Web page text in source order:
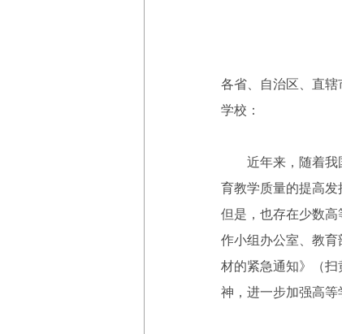
各省、自治区、直
学校：
近年来，随着我国
育教学质量的提高发
但是，也存在少数高
作小组办公室、教
材的紧急通知》（
神，进一步加强高等